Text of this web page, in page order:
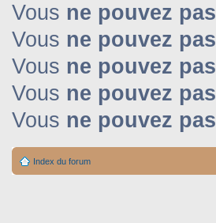
Vous ne pouvez pas
Vous ne pouvez pas
Vous ne pouvez pas
Vous ne pouvez pas
Vous ne pouvez pas
Index du forum